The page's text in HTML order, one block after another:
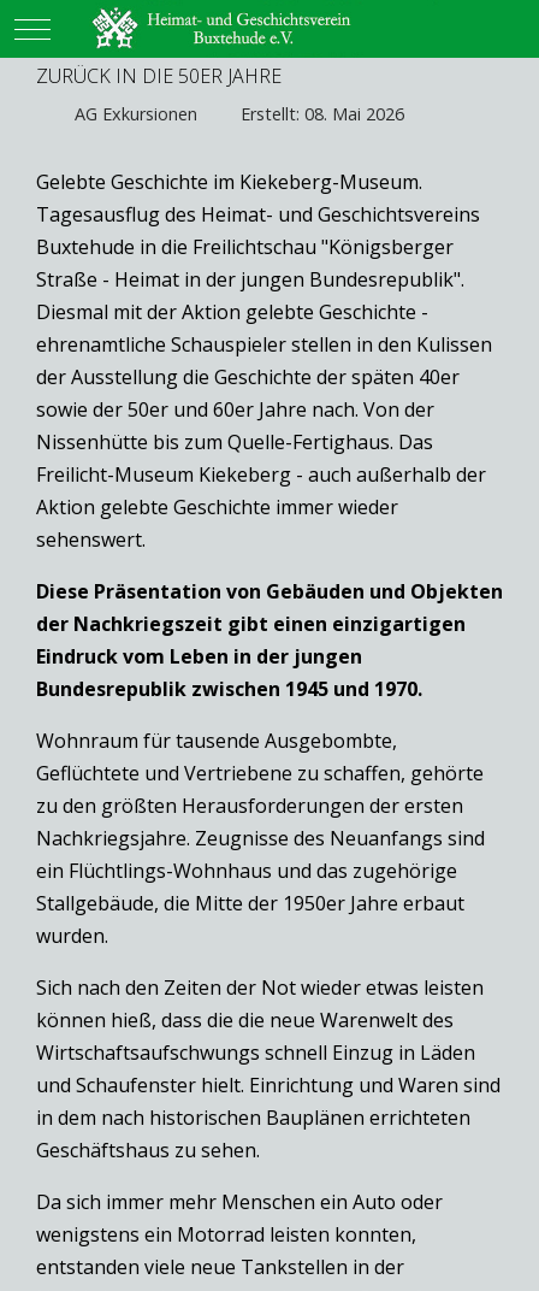
Mobile Menu Toggle
ZURÜCK IN DIE 50ER JAHRE
AG Exkursionen Erstellt: 08. Mai 2026
Gelebte Geschichte im Kiekeberg-Museum.
Tagesausflug des Heimat- und Geschichtsvereins
Buxtehude in die Freilichtschau "Königsberger
Straße - Heimat in der jungen Bundesrepublik".
Diesmal mit der Aktion gelebte Geschichte -
ehrenamtliche Schauspieler stellen in den Kulissen
der Ausstellung die Geschichte der späten 40er
sowie der 50er und 60er Jahre nach. Von der
Nissenhütte bis zum Quelle-Fertighaus. Das
Freilicht-Museum Kiekeberg - auch außerhalb der
Aktion gelebte Geschichte immer wieder
sehenswert.
Diese Präsentation von Gebäuden und Objekten
der Nachkriegszeit gibt einen einzigartigen
Eindruck vom Leben in der jungen
Bundesrepublik zwischen 1945 und 1970.
Wohnraum für tausende Ausgebombte,
Geflüchtete und Vertriebene zu schaffen, gehörte
zu den größten Herausforderungen der ersten
Nachkriegsjahre. Zeugnisse des Neuanfangs sind
ein Flüchtlings-Wohnhaus und das zugehörige
Stallgebäude, die Mitte der 1950er Jahre erbaut
wurden.
Sich nach den Zeiten der Not wieder etwas leisten
können hieß, dass die die neue Warenwelt des
Wirtschaftsaufschwungs schnell Einzug in Läden
und Schaufenster hielt. Einrichtung und Waren sind
in dem nach historischen Bauplänen errichteten
Geschäftshaus zu sehen.
Da sich immer mehr Menschen ein Auto oder
wenigstens ein Motorrad leisten konnten,
entstanden viele neue Tankstellen in der